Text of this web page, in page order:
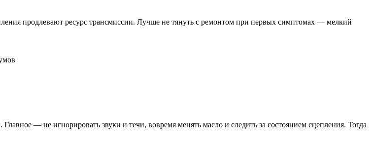
продлевают ресурс трансмиссии. Лучше не тянуть с ремонтом при первых симптомах — мелкий
— не игнорировать звуки и течи, вовремя менять масло и следить за состоянием сцепления. Тогда